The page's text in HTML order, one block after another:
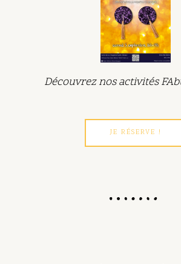
Découvrez nos activités
JE RÉSERVE !